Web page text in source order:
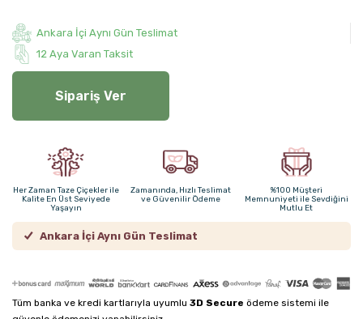
Ankara İçi Aynı Gün Teslimat
12 Aya Varan Taksit
Sipariş Ver
Her Zaman Taze Çiçekler ile
Kalite En Üst Seviyede
Yaşayın
Zamanında, Hızlı Teslimat
ve Güvenilir Ödeme
%100 Müşteri
Memnuniyeti ile Sevdiğini
Mutlu Et
Ankara İçi Aynı Gün Teslimat
Tüm banka ve kredi kartlarıyla uyumlu 3D Secure ödeme sistemi ile